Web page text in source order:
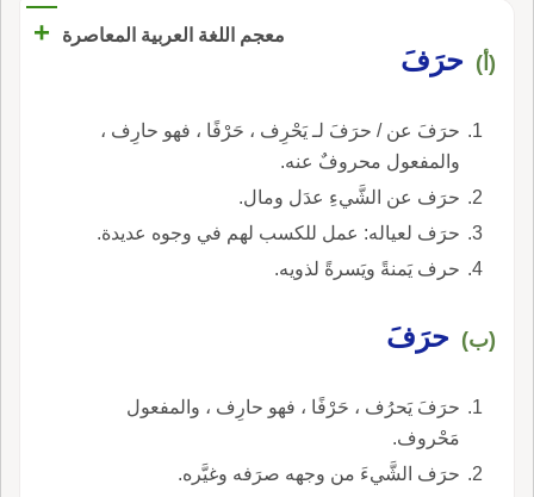
معجم اللغة العربية المعاصرة +
(أ) حرَفَ
حرَفَ عن / حرَفَ لـ يَحْرِف ، حَرْفًا ، فهو حارِف ،
والمفعول محروفٌ عنه.
حرَف عن الشَّيءِ عدَل ومال.
حرَف لعياله: عمل للكسب لهم في وجوه عديدة.
حرف يَمنةً ويَسرةً لذويه.
(ب) حرَفَ
حرَفَ يَحرُف ، حَرْفًا ، فهو حارِف ، والمفعول
مَحْروف.
حرَف الشَّيءَ من وجهه صرَفه وغيَّره.